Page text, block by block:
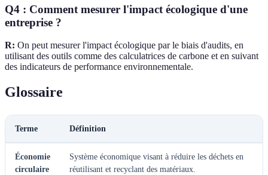
Q4 : Comment mesurer l'impact écologique d'une
entreprise ?
R: On peut mesurer l'impact écologique par le biais d'audits, en
utilisant des outils comme des calculatrices de carbone et en suivant
des indicateurs de performance environnementale.
Glossaire
Terme Définition
Économie
circulaire
Système économique visant à réduire les déchets en
réutilisant et recyclant des matériaux.